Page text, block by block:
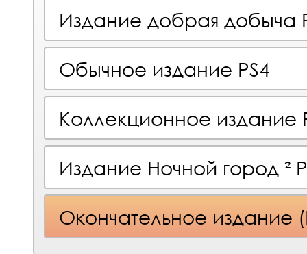
Издание добрая добыча
Обычное издание PS4
Коллекционное издание
Издание Ночной город ²
Окончательное издание